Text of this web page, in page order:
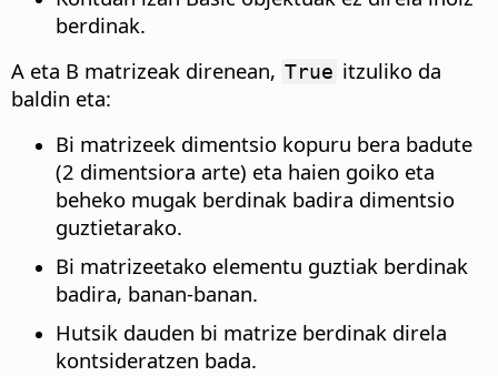
berdinak.
A eta B matrizeak direnean, True itzuliko da
baldin eta:
Bi matrizeek dimentsio kopuru bera badute
(2 dimentsiora arte) eta haien goiko eta
beheko mugak berdinak badira dimentsio
guztietarako.
Bi matrizeetako elementu guztiak berdinak
badira, banan-banan.
Hutsik dauden bi matrize berdinak direla
kontsideratzen bada.